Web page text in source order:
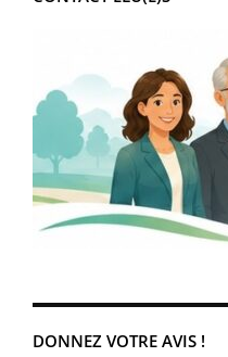
DONNEZ VOTRE AVIS !